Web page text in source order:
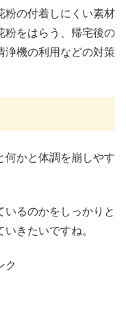
粉の付着しにくい素材
粉をはらう、帰宅後の
浄機の利用 などの対策
何かと体調を崩しやす
いるのかをしっかりと
きたいですね。
ク